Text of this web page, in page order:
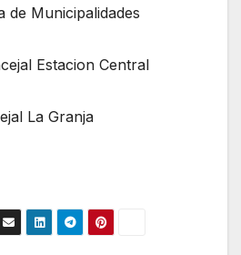
de Municipalidades
Estacion Central
La Granja